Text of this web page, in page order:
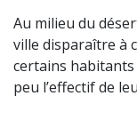
Au milieu du
ville disparaître à
certains
peu l’effectif de